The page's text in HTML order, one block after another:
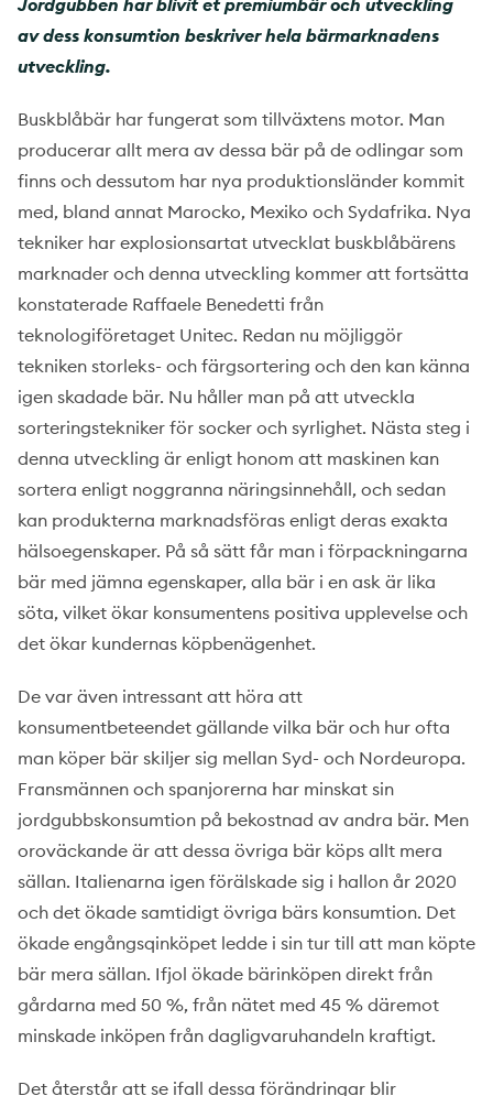
Jordgubben har blivit et premiumbär och utveckling
av dess konsumtion beskriver hela bärmarknadens
utveckling.
Buskblåbär har fungerat som tillväxtens motor. Man
producerar allt mera av dessa bär på de odlingar som
finns och dessutom har nya produktionsländer kommit
med, bland annat Marocko, Mexiko och Sydafrika. Nya
tekniker har explosionsartat utvecklat buskblåbärens
marknader och denna utveckling kommer att fortsätta
konstaterade Raffaele Benedetti från
teknologiföretaget Unitec. Redan nu möjliggör
tekniken storleks- och färgsortering och den kan känna
igen skadade bär. Nu håller man på att utveckla
sorteringstekniker för socker och syrlighet. Nästa steg i
denna utveckling är enligt honom att maskinen kan
sortera enligt noggranna näringsinnehåll, och sedan
kan produkterna marknadsföras enligt deras exakta
hälsoegenskaper. På så sätt får man i förpackningarna
bär med jämna egenskaper, alla bär i en ask är lika
söta, vilket ökar konsumentens positiva upplevelse och
det ökar kundernas köpbenägenhet.
De var även intressant att höra att
konsumentbeteendet gällande vilka bär och hur ofta
man köper bär skiljer sig mellan Syd- och Nordeuropa.
Fransmännen och spanjorerna har minskat sin
jordgubbskonsumtion på bekostnad av andra bär. Men
oroväckande är att dessa övriga bär köps allt mera
sällan. Italienarna igen förälskade sig i hallon år 2020
och det ökade samtidigt övriga bärs konsumtion. Det
ökade engångsqinköpet ledde i sin tur till att man köpte
bär mera sällan. Ifjol ökade bärinköpen direkt från
gårdarna med 50 %, från nätet med 45 % däremot
minskade inköpen från dagligvaruhandeln kraftigt.
Det återstår att se ifall dessa förändringar blir